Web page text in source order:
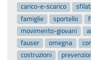
carico-e-scarico
famiglie
sportello
movimento-giovani
fauser
omegna
costruzioni